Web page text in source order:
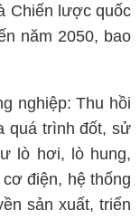
Chiến lược quốc
năm 2050, bao
nghiệp: Thu hồi
quá trình đốt, sử
lò hơi, lò hung,
điện, hệ thống
sản xuất, triển